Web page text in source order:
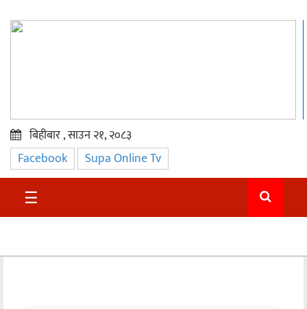
प्रमुख
समाचार
सुदुर
बिहीबार , साउन २१, २०८३
Facebook Supa Online Tv
☰